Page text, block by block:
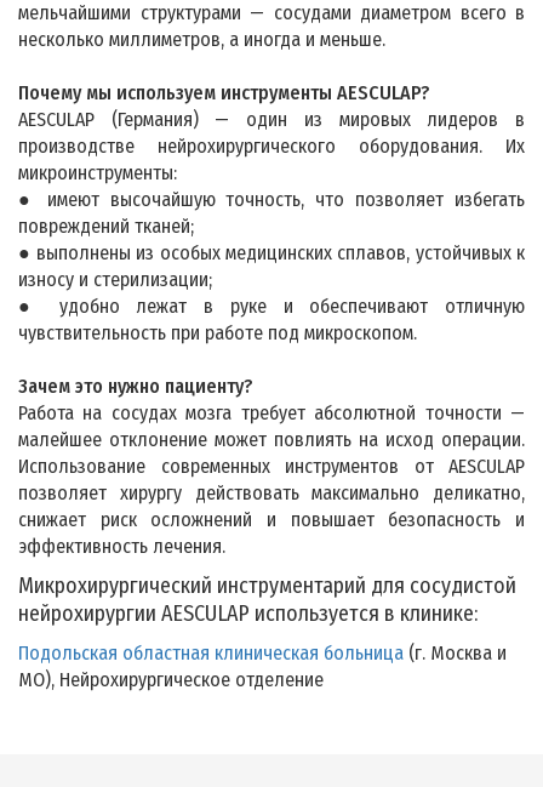
мельчайшими структурами — сосудами диаметром всего в
несколько миллиметров, а иногда и меньше.
Почему мы используем инструменты AESCULAP?
AESCULAP (Германия) — один из мировых лидеров в
производстве нейрохирургического оборудования. Их
микроинструменты:
● имеют высочайшую точность, что позволяет избегать
повреждений тканей;
● выполнены из особых медицинских сплавов, устойчивых к
износу и стерилизации;
● удобно лежат в руке и обеспечивают отличную
чувствительность при работе под микроскопом.
Зачем это нужно пациенту?
Работа на сосудах мозга требует абсолютной точности —
малейшее отклонение может повлиять на исход операции.
Использование современных инструментов от AESCULAP
позволяет хирургу действовать максимально деликатно,
снижает риск осложнений и повышает безопасность и
эффективность лечения.
Микрохирургический инструментарий для сосудистой
нейрохирургии AESCULAP используется в клинике:
Подольская областная клиническая больница (г. Москва и
МО), Нейрохирургическое отделение